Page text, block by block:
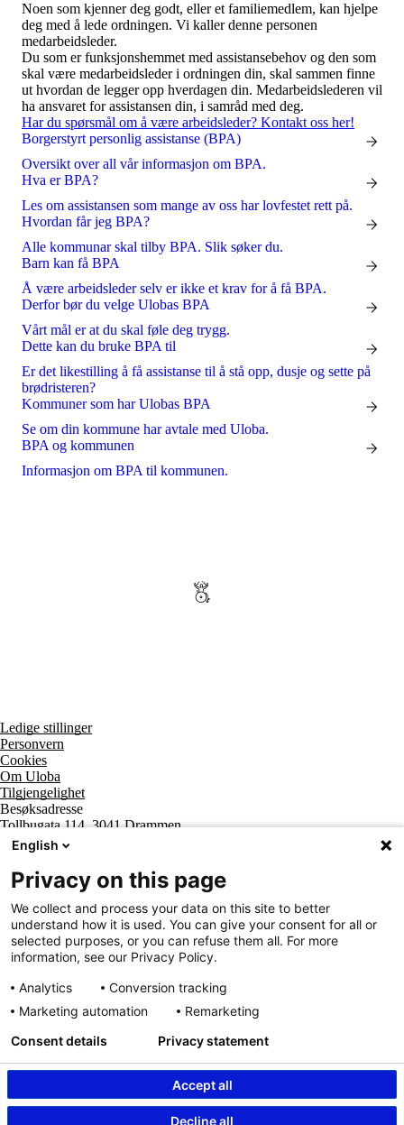
Noen som kjenner deg godt, eller et familiemedlem, kan hjelpe
deg med å lede ordningen. Vi kaller denne personen
medarbeidsleder.
Du som er funksjonshemmet med assistansebehov og den som
skal være medarbeidsleder i ordningen din, skal sammen finne
ut hvordan de legger opp hverdagen din. Medarbeidslederen vil
ha ansvaret for assistansen din, i samråd med deg.
Har du spørsmål om å være arbeidsleder? Kontakt oss her!
Borgerstyrt personlig assistanse (BPA)
Oversikt over all vår informasjon om BPA.
Hva er BPA?
Les om assistansen som mange av oss har lovfestet rett på.
Hvordan får jeg BPA?
Alle kommunar skal tilby BPA. Slik søker du.
Barn kan få BPA
Å være arbeidsleder selv er ikke et krav for å få BPA.
Derfor bør du velge Ulobas BPA
Vårt mål er at du skal føle deg trygg.
Dette kan du bruke BPA til
Er det likestilling å få assistanse til å stå opp, dusje og sette på
brødristeren?
Kommuner som har Ulobas BPA
Se om din kommune har avtale med Uloba.
BPA og kommunen
Informasjon om BPA til kommunen.
Ledige stillinger
Personvern
Cookies
Om Uloba
Tilgjengelighet
Besøksadresse
Tollbugata 114, 3041 Drammen
Postadresse
Postboks 2474 Strømsø, 3003 Drammen
Supportsenter tlf
800 20 202
Sentralbord tlf
32 20 59 10
Organisasjonsnummer
963 890 095
Innhold beskyttet av © Uloba – Independent Living Norge SA 2026
English
Privacy on this page
We collect and process your data on this site to better
understand how it is used. You can give your consent for all or
selected purposes, or you can refuse them all. For more
information, see our Privacy Policy.
Analytics
Conversion tracking
Marketing automation
Remarketing
Accept all
Decline all
Consent details Privacy statement